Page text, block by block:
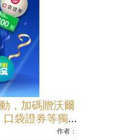
，加碼贈沃爾
袋證券等獨家
作者：